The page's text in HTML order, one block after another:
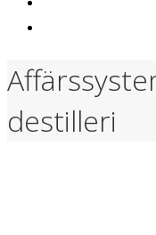
destilleri